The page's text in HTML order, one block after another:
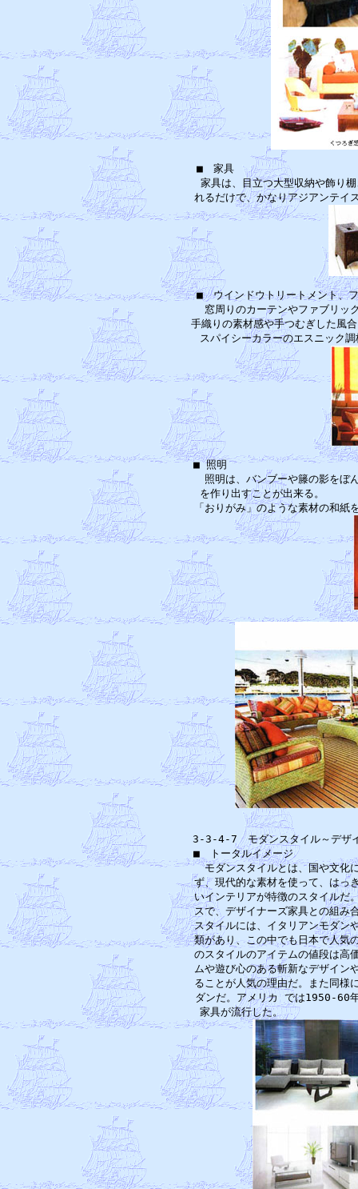
■
家具は、目立つ大型収納や飾り
■　ウインドウト
窓周りのカーテンやファブリッ
手織りの素材感や手つむ
■
照明は、バンブーや籐の影をぼ
を作り出
3-3-4-7　モダンスタイル～デ
■　トー
モダンスタイルとは、国や文化
ず、現代的な素材を使って、はっ
いインテリアが特徴のスタイルだ
スで、デザイナーズ家具との組み
スタイルには、イタリアンモダン
類があり、この中でも日本で人気
のスタイルのアイテムの値段は高
ムや遊び心のある斬新なデザイン
ることが人気の理由だ。また同様
ダンだ。アメリカ では1950-60